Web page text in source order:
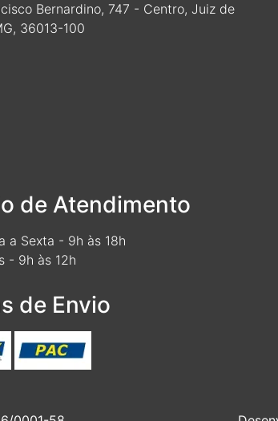
Bernardino, 747 - Centro, Juiz de
36013-100
de Atendimento
a Sexta - 9h às 18h
- 9h às 12h
de Envio